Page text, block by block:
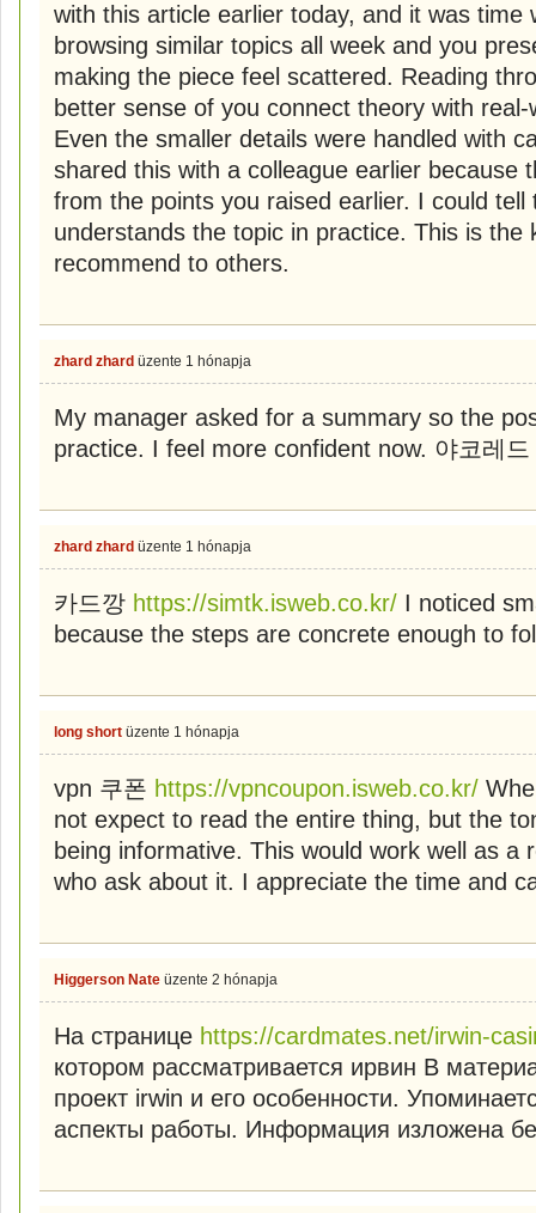
with this article earlier today, and it was time
browsing similar topics all week and you
making the piece feel scattered. Reading
better sense of you connect theory with
Even the smaller details were handled with
shared this with a colleague earlier because
from the points you raised earlier. I could
understands the topic in practice. This is
recommend to others.
zhard zhard üzente 1 hónapja
My manager asked for a summary so the
practice. I feel more confident now. 야코레드
zhard zhard üzente 1 hónapja
카드깡 https://simtk.isweb.co.kr/ I noticed
because the steps are concrete enough to
long short üzente 1 hónapja
vpn 쿠폰 https://vpncoupon.isweb.co.kr/
not expect to read the entire thing, but the
being informative. This would work well as a
who ask about it. I appreciate the time and
Higgerson Nate üzente 2 hónapja
На странице https://cardmates.net/irwin-
котором рассматривается ирвин В
проект irwin и его особенности.
аспекты работы. Информация изложена